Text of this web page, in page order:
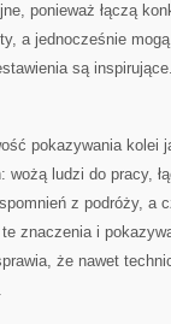
ponieważ łączą
a jednocześnie
są
pokazywania kolei
ludzi do pracy,
z podróży, a
znaczenia i
że nawet